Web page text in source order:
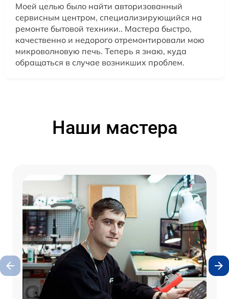
Моей целью было найти авторизованный
сервисным центром, специализирующийся на
ремонте бытовой техники.. Мастера быстро,
качественно и недорого отремонтировали мою
микроволновую печь. Теперь я знаю, куда
обращаться в случае возникших проблем.
Наши мастера